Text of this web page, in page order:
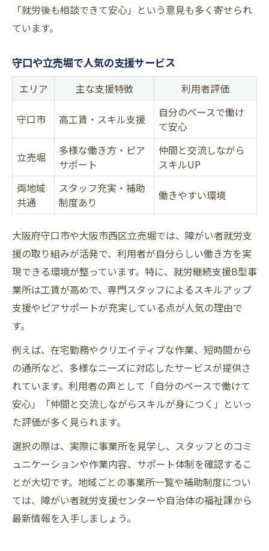
「就労後も相談できて安心」という意見も多く寄せられ
ています。
守口や立売堀で人気の支援サービス
エリア 主な支援特徴 利用者評価
守口市 高工賃・スキル支援
自分のペースで働け
て安心
立売堀
多様な働き方・ピア
サポート
仲間と交流しながら
スキルUP
両地域
共通
スタッフ充実・補助
制度あり
働きやすい環境
大阪府守口市や大阪市西区立売堀では、障がい者就労支
援の取り組みが活発で、利用者が自分らしい働き方を実
現できる環境が整っています。特に、就労継続支援B型事
業所は工賃が高めで、専門スタッフによるスキルアップ
支援やピアサポートが充実している点が人気の理由で
す。
例えば、在宅勤務やクリエイティブな作業、短時間から
の通所など、多様なニーズに対応したサービスが提供さ
れています。利用者の声として「自分のペースで働けて
安心」「仲間と交流しながらスキルが身につく」といっ
た評価が多く見られます。
選択の際は、実際に事業所を見学し、スタッフとのコミ
ュニケーションや作業内容、サポート体制を確認するこ
とが大切です。地域ごとの事業所一覧や補助制度につい
ては、障がい者就労支援センターや自治体の福祉課から
最新情報を入手しましょう。